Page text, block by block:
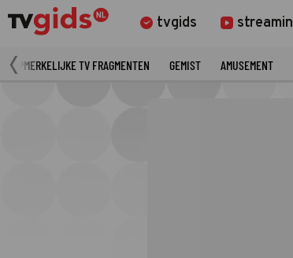
tvgids
OPMERKELIJKE TV FRAGMENTEN GEMIST AMUSEMENT